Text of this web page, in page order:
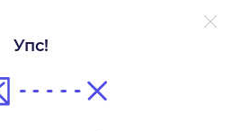
Упс!